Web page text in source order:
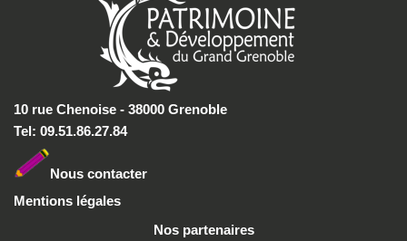
10 rue Chenoise - 38000 Grenoble
Tel: 09.51.86.27.84
Nous contacter
Mentions légales
Nos partenaires